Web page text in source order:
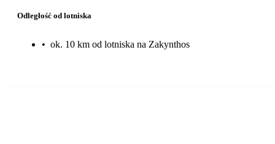
Odległość od lotniska
• ok. 10 km od lotniska na Zakynthos